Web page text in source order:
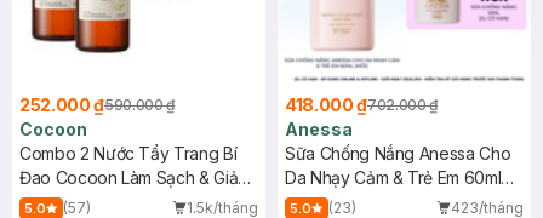
252.000 ₫590.000 ₫
Cocoon
Combo 2 Nước Tẩy Trang Bí
Đao Cocoon Làm Sạch & Giảm
Dầu 500ml
5.0 (57)
1.5k/tháng
418.000 ₫702.000 ₫
Anessa
Sữa Chống Nắng Anessa Cho
Da Nhạy Cảm & Trẻ Em 60ml
(Mới)
5.0 (23)
423/tháng